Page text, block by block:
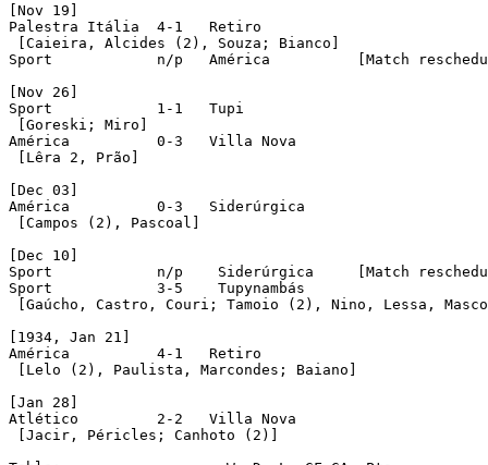
[Nov 19]
Palestra Itália	 4-1   Retiro
[Caieira, Alcides (2), Souza; Bianco]
Sport		 n/p   América 		[Match rescheduled sine-die, but not played]
[Nov 26]
Sport		 1-1   Tupi
[Goreski; Miro]
América		 0-3   Villa Nova
[Lêra 2, Prão]
[Dec 03]
América		 0-3   Siderúrgica
[Campos (2), Pascoal]
[Dec 10]
Sport		 n/p	Siderúrgica	[Match rescheduled sine-die, but not played]
Sport		 3-5	Tupynambás
[Gaúcho, Castro, Couri; Tamoio (2), Nino, Lessa,
[1934, Jan 21]
América		 4-1   Retiro
[Lelo (2), Paulista, Marcondes; Baiano]
[Jan 28]
Atlético	 2-2   Villa Nova
[Jacir, Péricles; Canhoto (2)]